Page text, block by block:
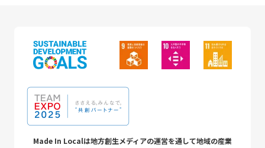
Made In Localは地方創生メディアの運営を通して地域の産業